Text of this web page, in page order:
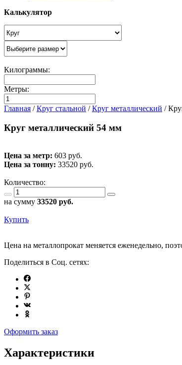
Калькулятор
Килограммы:
Метры:
Главная /Круг стальной /Круг металлический /
Круг металлический 54 мм
Цена за метр: 603 руб.
Цена за тонну: 33520 руб.
Количество:
на сумму 33520 руб.
Купить
Цена на металлопрокат меняется еженедельно,
Поделиться в Соц. сетях:
Оформить заказ
Характеристики